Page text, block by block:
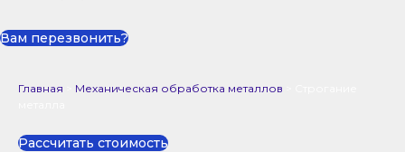
Вам перезвонить?
Главная Механическая обработка металлов
Рассчитать стоимость